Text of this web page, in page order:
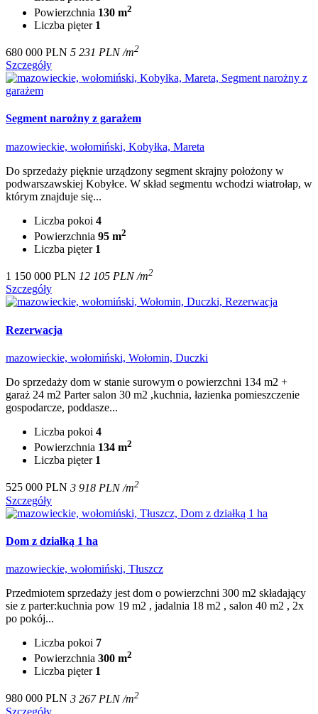
Powierzchnia 130 m2
Liczba pięter 1
680 000 PLN 5 231 PLN /m2
Szczegóły
Segment narożny z garażem
mazowieckie, wołomiński, Kobyłka, Mareta
Do sprzedaży pięknie urządzony segment skrajny położony w
podwarszawskiej Kobyłce. W skład segmentu wchodzi wiatrołap, w
którym znajduje się...
Liczba pokoi 4
Powierzchnia 95 m2
Liczba pięter 1
1 150 000 PLN 12 105 PLN /m2
Szczegóły
Rezerwacja
mazowieckie, wołomiński, Wołomin, Duczki
Do sprzedaży dom w stanie surowym o powierzchni 134 m2 +
garaż 24 m2 Parter salon 30 m2 ,kuchnia, łazienka pomieszczenie
gospodarcze, poddasze...
Liczba pokoi 4
Powierzchnia 134 m2
Liczba pięter 1
525 000 PLN 3 918 PLN /m2
Szczegóły
Dom z działką 1 ha
mazowieckie, wołomiński, Tłuszcz
Przedmiotem sprzedaży jest dom o powierzchni 300 m2 składający
sie z parter:kuchnia pow 19 m2 , jadalnia 18 m2 , salon 40 m2 , 2x
po pokój...
Liczba pokoi 7
Powierzchnia 300 m2
Liczba pięter 1
980 000 PLN 3 267 PLN /m2
Szczegóły